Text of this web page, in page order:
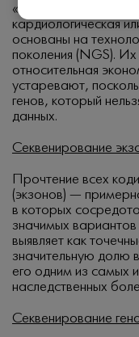
«генов эпилепсии»,
кардиологическая
основаны на
поколения (NGS).
относительная
устаревают,
генов, который
данных.
Секвенирование
Прочтение всех
(экзонов) —
в которых
значимых
выявляет как
значительную долю
его одним из самых
наследственных
Секвенирование